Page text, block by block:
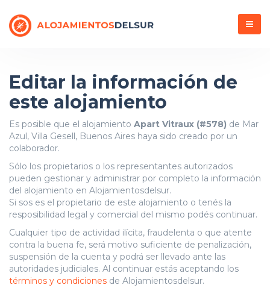
Menú
Editar la información de
este alojamiento
Es posible que el alojamiento Apart Vitraux (#578) de Mar
Azul, Villa Gesell, Buenos Aires haya sido creado por un
colaborador.
Sólo los propietarios o los representantes autorizados
pueden gestionar y administrar por completo la información
del alojamiento en Alojamientosdelsur.
Si sos es el propietario de este alojamiento o tenés la
resposibilidad legal y comercial del mismo podés continuar.
Cualquier tipo de actividad ilícita, fraudelenta o que atente
contra la buena fe, será motivo suficiente de penalización,
suspensión de la cuenta y podrá ser llevado ante las
autoridades judiciales. Al continuar estás aceptando los
términos y condiciones de Alojamientosdelsur.